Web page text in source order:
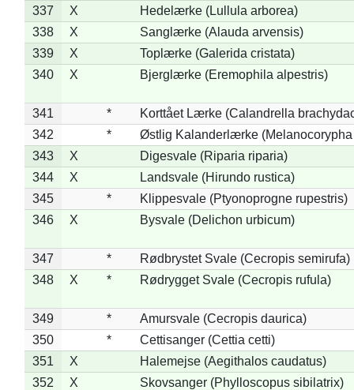
337 X
Hedelærke (Lullula arborea)
338
X
Sanglærke (Alauda arvensis)
339
X
Toplærke (Galerida cristata)
340
X Bjerglærke (Eremophila alpestris)
341 *
Korttået Lærke (Calandrella
342
*
Østlig Kalanderlærke (Melanocorypha
343
X
Digesvale (Riparia riparia)
344
X
Landsvale (Hirundo rustica)
345
*
Klippesvale (Ptyonoprogne rupestris)
346
X Bysvale (Delichon urbicum)
347 *
Rødbrystet Svale (Cecropis semirufa)
348
X * Rødrygget Svale (Cecropis rufula)
349 *
Amursvale (Cecropis daurica)
350
*
Cettisanger (Cettia cetti)
351
X
Halemejse (Aegithalos caudatus)
352
X Skovsanger (Phylloscopus sibilatrix)